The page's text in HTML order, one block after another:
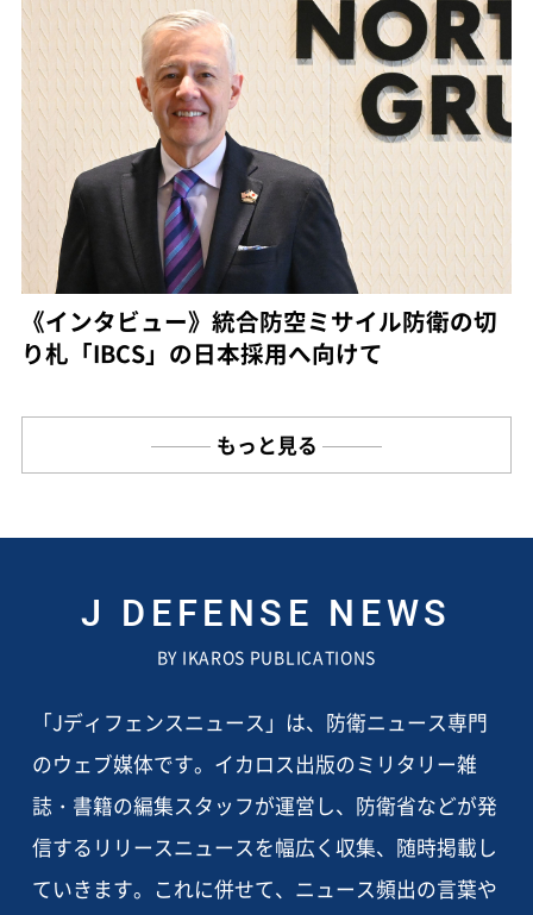
《インタビュー》統合防空ミサイル防衛の切
り札「IBCS」の日本採用へ向けて
もっと見る
J DEFENSE NEWS
BY IKAROS PUBLICATIONS
「Jディフェンスニュース」は、防衛ニュース専門
のウェブ媒体です。イカロス出版のミリタリー雑
誌・書籍の編集スタッフが運営し、防衛省などが発
信するリリースニュースを幅広く収集、随時掲載し
ていきます。これに併せて、ニュース頻出の言葉や